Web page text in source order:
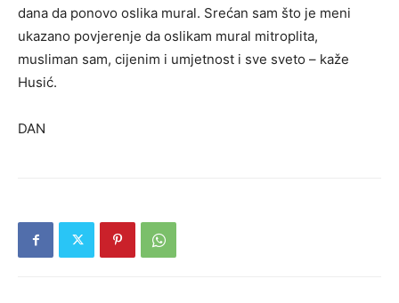
dana da ponovo oslika mural. Srećan sam što je meni
ukazano povjerenje da oslikam mural mitroplita,
musliman sam, cijenim i umjetnost i sve sveto – kaže
Husić.
DAN